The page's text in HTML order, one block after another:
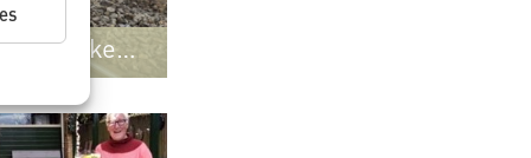
actief